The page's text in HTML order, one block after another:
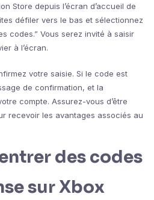
Store depuis l’écran d’accueil de
défiler vers le bas et sélectionnez
codes.” Vous serez invité à saisir
à l’écran.
votre saisie. Si le code est
de confirmation, et la
compte. Assurez-vous d’être
recevoir les avantages associés au
des codes
sur Xbox